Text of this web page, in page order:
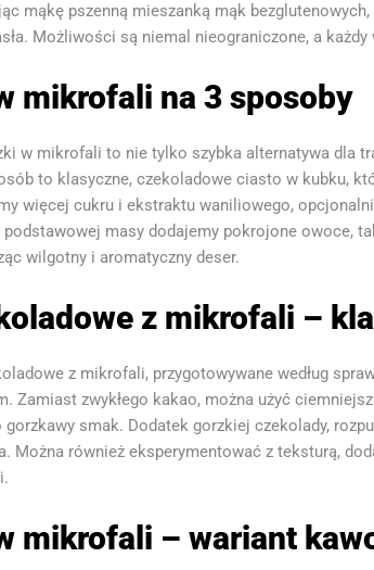
mąkę pszenną mieszanką mąk
Możliwości są niemal nieograniczone, a
mikrofali na 3 sposoby
w mikrofali to nie tylko szybka alternatywa dla
to klasyczne, czekoladowe ciasto w kubku,
więcej cukru i ekstraktu waniliowego,
masy dodajemy pokrojone owoce,
wilgotny i aromatyczny deser.
z mikrofali –
z mikrofali, przygotowywane według
Zamiast zwykłego kakao, można użyć
smak. Dodatek gorzkiej czekolady,
Można również eksperymentować z teksturą,
mikrofali – wariant